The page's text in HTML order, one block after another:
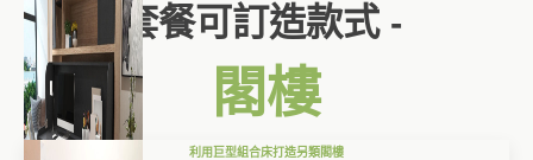
套餐可訂造款式 -
閣樓
利用巨型組合床打造另類閣樓